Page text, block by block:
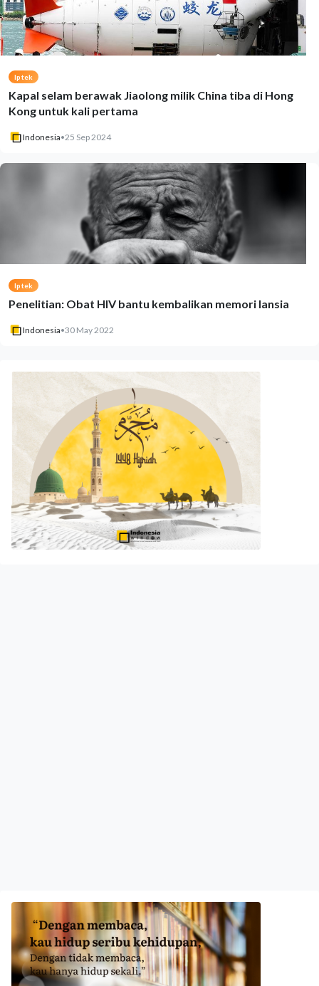
Iptek
Kapal selam berawak Jiaolong milik China tiba di Hong
Kong untuk kali pertama
Indonesia•25 Sep 2024
Iptek
Penelitian: Obat HIV bantu kembalikan memori lansia
Indonesia•30 May 2022